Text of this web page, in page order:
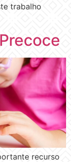
trabalho
recurso